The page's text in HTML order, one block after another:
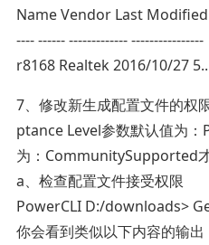
Name Vendor Last
---- ------ ------------- ----------------
r8168 Realtek 2016/10/27
7、修改新生成配置文件的权
ptance Level参数默认值为
为：CommunitySupported
a、检查配置文件接受权限
PowerCLI D:/downloads>
你会看到类似以下内容的输出